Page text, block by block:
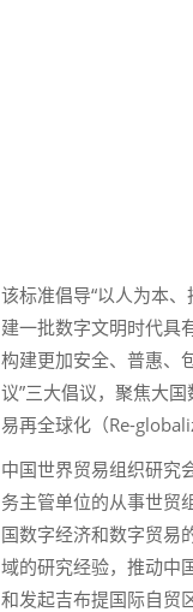
该标准倡导“以人为本
建一批数字文明时代具
构建更加安全、普惠、
议”三大倡议，聚焦大
易再全球化（Re-
中国世界贸易组织研究
务主管单位的从事世贸
国数字经济和数字贸易
域的研究经验，推动中
和发起吉布提国际自贸